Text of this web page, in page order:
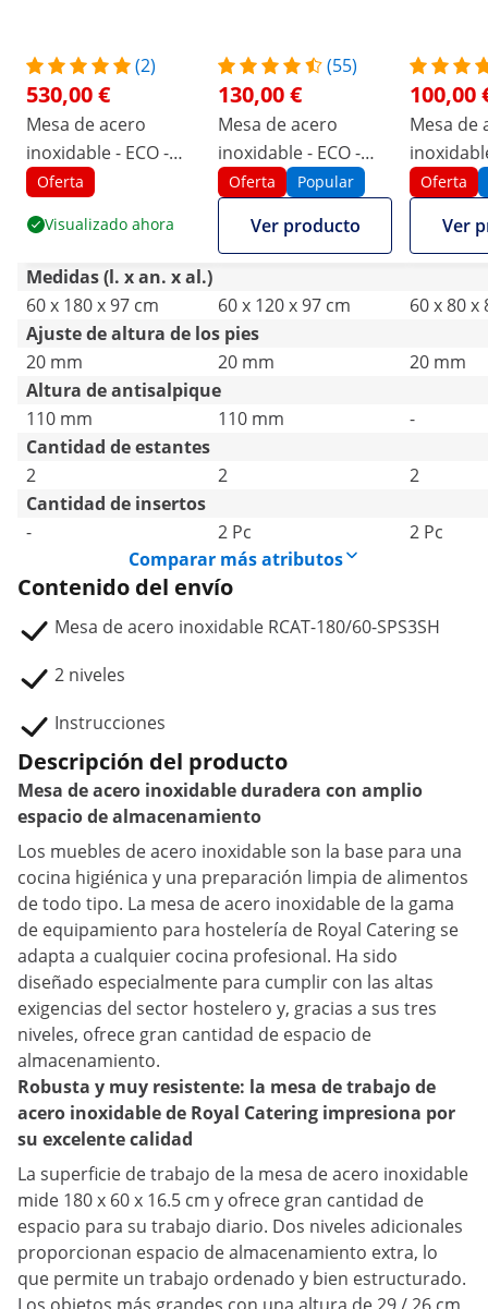
(2)
530,00 €
Mesa de acero
inoxidable - ECO -
180 x 60 cm - 500 kg -
Royal Catering
Oferta
Visualizado ahora
(55)
130,00 €
Mesa de acero
inoxidable - ECO -
120 x 60 cm - 250 kg -
antisalpique - Royal
Catering
Oferta Popular
Ver producto
100,00
Mesa de
x 60 cm
Royal
Oferta
Ver
Medidas (l. x an. x al.)
60 x 180 x 97 cm
60 x 120 x 97 cm
60 x 80 x
Ajuste de altura de los pies
20 mm
20 mm
20 mm
Altura de antisalpique
110 mm
110 mm
-
Cantidad de estantes
2
2
2
Cantidad de insertos
-
2 Pc
2 Pc
Comparar más atributos
Contenido del envío
Mesa de acero inoxidable RCAT-180/60-SPS3SH
2 niveles
Instrucciones
Descripción del producto
Mesa de acero inoxidable duradera con amplio
espacio de almacenamiento
Los muebles de acero inoxidable son la base para una
cocina higiénica y una preparación limpia de alimentos
de todo tipo. La mesa de acero inoxidable de la gama
de equipamiento para hostelería de Royal Catering se
adapta a cualquier cocina profesional. Ha sido
diseñado especialmente para cumplir con las altas
exigencias del sector hostelero y, gracias a sus tres
niveles, ofrece gran cantidad de espacio de
almacenamiento.
Robusta y muy resistente: la mesa de trabajo de
acero inoxidable de Royal Catering impresiona por
su excelente calidad
La superficie de trabajo de la mesa de acero inoxidable
mide 180 x 60 x 16.5 cm y ofrece gran cantidad de
espacio para su trabajo diario. Dos niveles adicionales
proporcionan espacio de almacenamiento extra, lo
que permite un trabajo ordenado y bien estructurado.